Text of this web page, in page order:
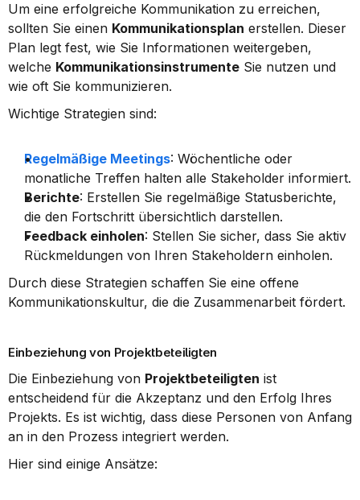
Um eine erfolgreiche Kommunikation zu erreichen,
sollten Sie einen Kommunikationsplan erstellen. Dieser
Plan legt fest, wie Sie Informationen weitergeben,
welche Kommunikationsinstrumente Sie nutzen und
wie oft Sie kommunizieren.
Wichtige Strategien sind:
Regelmäßige Meetings: Wöchentliche oder
monatliche Treffen halten alle Stakeholder informiert.
Berichte: Erstellen Sie regelmäßige Statusberichte,
die den Fortschritt übersichtlich darstellen.
Feedback einholen: Stellen Sie sicher, dass Sie aktiv
Rückmeldungen von Ihren Stakeholdern einholen.
Durch diese Strategien schaffen Sie eine offene
Kommunikationskultur, die die Zusammenarbeit fördert.
Einbeziehung von Projektbeteiligten
Die Einbeziehung von Projektbeteiligten ist
entscheidend für die Akzeptanz und den Erfolg Ihres
Projekts. Es ist wichtig, dass diese Personen von Anfang
an in den Prozess integriert werden.
Hier sind einige Ansätze: